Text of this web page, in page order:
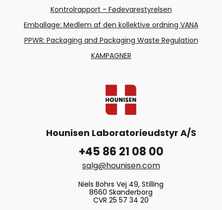
Kontrolrapport - Fødevarestyrelsen
Emballage: Medlem af den kollektive ordning VANA
PPWR: Packaging and Packaging Waste Regulation
KAMPAGNER
Hounisen Laboratorieudstyr A/S
+45 86 21 08 00
salg@hounisen.com
Niels Bohrs Vej 49, Stilling
8660 Skanderborg
CVR 25 57 34 20